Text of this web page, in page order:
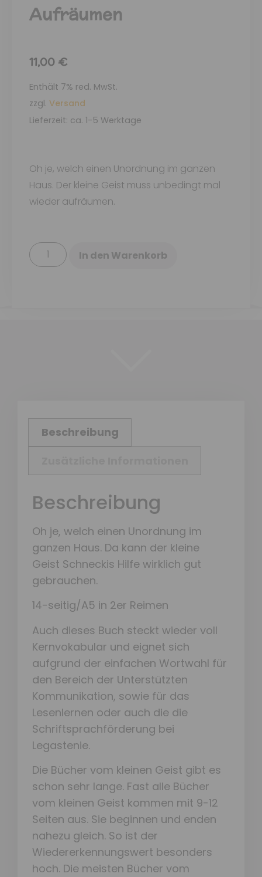
Aufräumen
11,00 €
Enthält 7% red. MwSt.
zzgl. Versand
Lieferzeit: ca. 1-5 Werktage
Oh je, welch einen Unordnung im ganzen
Haus. Der kleine Geist muss unbedingt mal
wieder aufräumen.
In den Warenkorb
Beschreibung
Beschreibung
Oh je, welch einen Unordnung im
ganzen Haus. Da kann der kleine
Geist Schneckis Hilfe wirklich gut
gebrauchen.
14-seitig/A5 in 2er Reimen
Auch dieses Buch steckt wieder voll
Kernvokabular und eignet sich
aufgrund der einfachen Wortwahl für
den Bereich der Unterstützten
Kommunikation, sowie für das
Lesenlernen oder auch die die
Schriftsprachförderung bei
Legastenie.
Die Bücher vom kleinen Geist gibt es
schon sehr lange. Fast alle Bücher
vom kleinen Geist kommen mit 9-12
Seiten aus. Sie beginnen und enden
nahezu gleich. So ist der
Wiedererkennungswert besonders
hoch. Die meisten Bücher vom